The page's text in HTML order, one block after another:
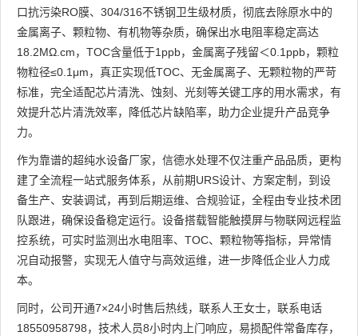
口抗污染RO膜、304/316不锈钢卫生级材质，彻底去除原水中的
金属离子、颗粒物、有机物等杂质，确保出水电阻率稳定高达
18.2MΩ.cm，TOC含量低于1ppb，金属离子残留＜0.1ppb，颗粒
物粒径≤0.1μm，真正实现低TOC、无金属离子、无颗粒物的严苛
标准，完全适配芯片清洗、蚀刻、光刻等关键工序的用水需求，有
效提升芯片清洗效率，降低芯片缺陷率，助力企业提升产品竞争
力。
作为靠谱的超纯水设备厂家，信德水处理不仅注重产品品质，更构
建了全流程一站式服务体系，从前期URS设计、方案定制，到设
备生产、安装调试，再到后期运维、合规验证，全程由专业技术团
队跟进，确保设备稳定运行。设备搭载智能触摸屏与物联网远程监
控系统，可实时监测出水电阻率、TOC、颗粒物等指标，异常情
况自动报警，实现无人值守与高效运维，进一步降低企业人力成
本。
同时，公司开通7×24小时售后热线，联系人王女士，联系电话
18550958798，技术人员8小时内上门响应，易损配件常备库存，